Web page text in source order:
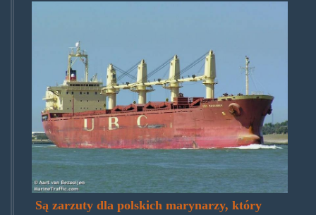
Są zarzuty dla polskich marynarzy, który